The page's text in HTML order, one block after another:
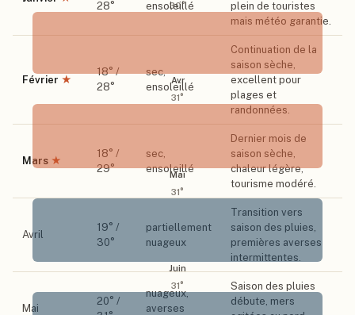
30 °
Avr
31°
Mai
31°
Juin
31°
28°
ensoleillé
plein de touristes
mais météo garantie.
Février ★
18° /
28°
sec,
ensoleillé
Continuation de la
saison sèche,
excellent pour
plages et
randonnées.
Mars ★
18° /
29°
sec,
ensoleillé
Dernier mois de
saison sèche,
chaleur légère,
tourisme modéré.
Avril
19° /
30°
partiellement
nuageux
Transition vers
saison des pluies,
premières averses
intermittentes.
Mai
20° /
nuageux,
averses
Saison des pluies
débute, mers